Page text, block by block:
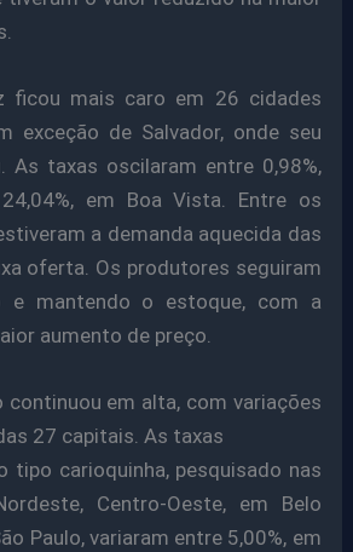
ficou mais caro em 26 cidades
exceção de Salvador, onde seu
As taxas oscilaram entre 0,98%,
em Boa Vista. Entre os
a demanda aquecida das
oferta. Os produtores seguiram
e mantendo o estoque, com a
aumento de preço.
continuou em alta, com variações
27 capitais. As taxas
tipo carioquinha, pesquisado nas
Centro-Oeste, em Belo
Paulo, variaram entre 5,00%, em